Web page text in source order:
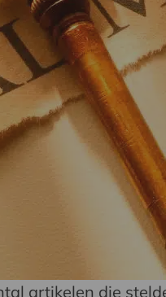
artikelen die